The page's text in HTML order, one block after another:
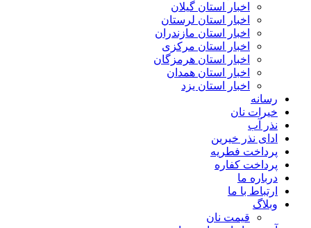
اخبار استان گیلان
اخبار استان لرستان
اخبار استان مازندران
اخبار استان مرکزی
اخبار استان هرمزگان
اخبار استان همدان
اخبار استان یزد
رسانه
خیرات نان
نذر آب
ادای نذر خیرین
پرداخت فطریه
پرداخت کفاره
درباره ما
ارتباط با ما
وبلاگ
قیمت نان